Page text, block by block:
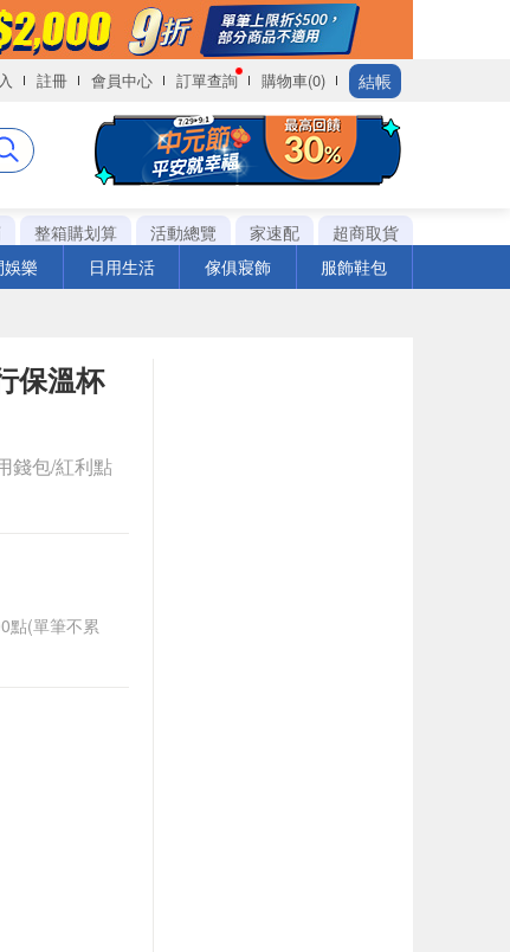
註冊 會員中心 訂單查詢 購物車(0) 結帳
整箱購划算 活動總覽 家速配
超商取貨
樂 日用生活 傢俱寢飾 服飾鞋包
保溫杯
錢包/紅利點
點(單筆不累